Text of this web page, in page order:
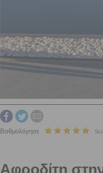
Βαθμολόγησε
Αφροδίτη